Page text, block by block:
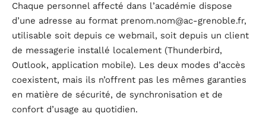
Chaque personnel affecté dans l’académie dispose
d’une adresse au format prenom.nom@ac-grenoble.fr,
utilisable soit depuis ce webmail, soit depuis un client
de messagerie installé localement (Thunderbird,
Outlook, application mobile). Les deux modes d’accès
coexistent, mais ils n’offrent pas les mêmes garanties
en matière de sécurité, de synchronisation et de
confort d’usage au quotidien.